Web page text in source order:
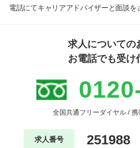
電話にてキャリアアドバイザーと面談を
求人についての
お電話でも受け
全国共通フリーダイヤル /
求人番号 251988